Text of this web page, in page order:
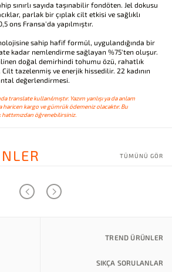
sınırlı sayıda taşınabilir fondöten. Jel dokusu
parlak bir çıplak cilt etkisi ve sağlıklı
ons Fransa'da yapılmıştır.
sahip hafif formül, uygulandığında bir
kadar nemlendirme sağlayan %75'ten oluşur.
doğal demirhindi tohumu özü, rahatlık
tazelenmiş ve enerjik hissedilir. 22 kadının
değerlendirmesi.
translate kullanılmıştır. Yazım yanlışı ya da anlam
kargo ve gümrük ödemeniz olacaktır. Bu
hattımızdan öğrenebilirsiniz.
TÜMÜNÜ GÖR
TREND ÜRÜNLER
SIKÇA SORULANLAR